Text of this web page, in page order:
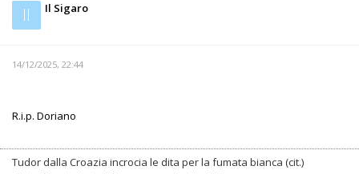
Il Il Sigaro
14/12/2025, 22:44
R.i.p. Doriano
Tudor dalla Croazia incrocia le dita per la fumata bianca (cit.)